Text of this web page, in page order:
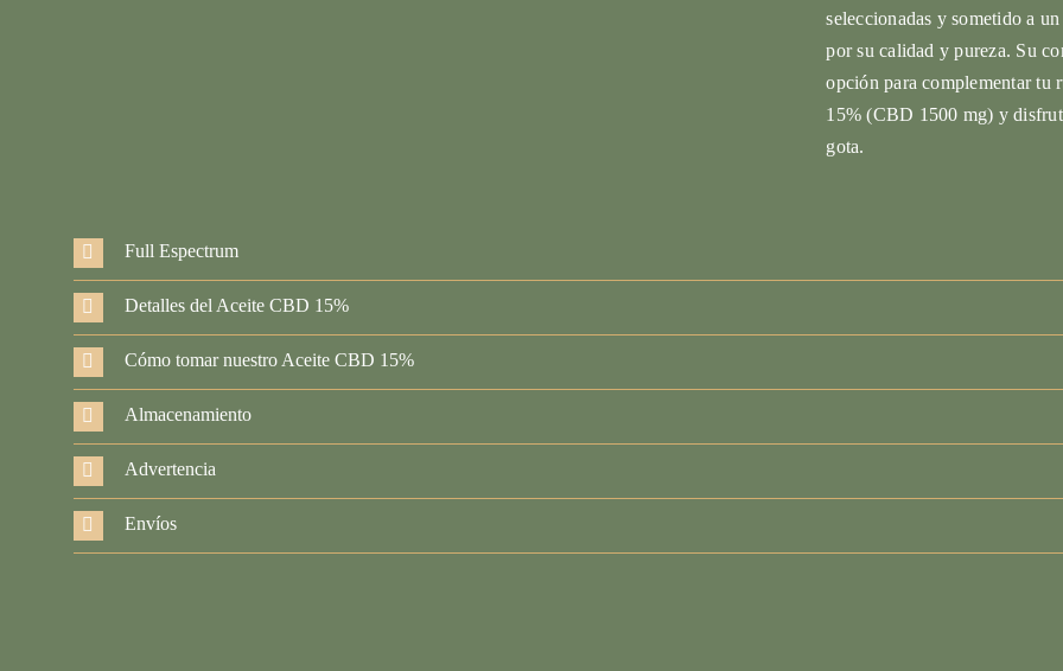
seleccionadas y sometido a
por su calidad y pureza. Su
opción para complementar tu
15% (CBD 1500 mg) y
gota.
Full Espectrum
Detalles del Aceite CBD 15%
Cómo tomar nuestro Aceite CBD 15%
Almacenamiento
Advertencia
Envíos